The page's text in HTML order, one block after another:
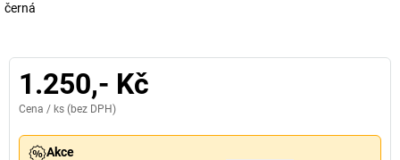
černá
1.250,- Kč
Cena / ks (bez DPH)
Akce